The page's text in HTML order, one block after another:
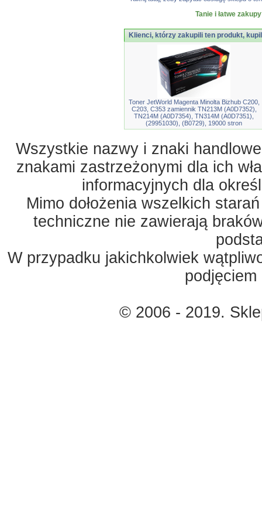
Tanie i łatwe
Klienci, którzy zakupili ten produkt,
Toner JetWorld Magenta Minolta Bizhub C200,
C203, C353 zamiennik TN213M (A0D7352),
TN214M (A0D7354), TN314M (A0D7351),
(29951030), (B0729), 19000 stron
Wszystkie nazwy i znaki
znakami zastrzeżonymi dla ich
informacyjnych dla
Mimo dołożenia wszelkich
techniczne nie zawierają
W przypadku jakichkolwiek
© 2006 - 2019.